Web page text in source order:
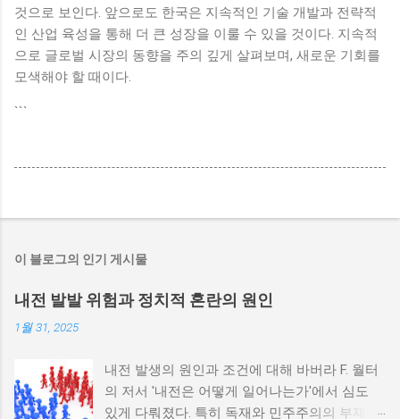
것으로 보인다. 앞으로도 한국은 지속적인 기술 개발과 전략적
인 산업 육성을 통해 더 큰 성장을 이룰 수 있을 것이다. 지속적
으로 글로벌 시장의 동향을 주의 깊게 살펴보며, 새로운 기회를
모색해야 할 때이다.
```
이 블로그의 인기 게시물
내전 발발 위험과 정치적 혼란의 원인
1월 31, 2025
내전 발생의 원인과 조건에 대해 바버라 F. 월터
의 저서 '내전은 어떻게 일어나는가'에서 심도
있게 다뤄졌다. 특히 독재와 민주주의의 부재가